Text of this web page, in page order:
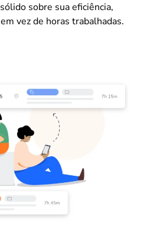
sobre sua eficiência,
vez de horas trabalhadas.